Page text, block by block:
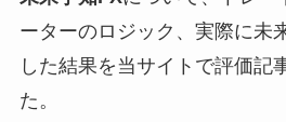
ーターのロジック、実際に未
した結果を当サイトで評価記
た。